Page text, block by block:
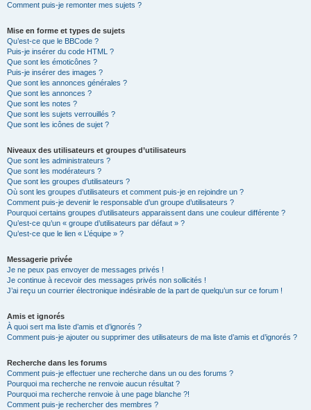
Comment puis-je remonter mes sujets ?
Mise en forme et types de sujets
Qu’est-ce que le BBCode ?
Puis-je insérer du code HTML ?
Que sont les émoticônes ?
Puis-je insérer des images ?
Que sont les annonces générales ?
Que sont les annonces ?
Que sont les notes ?
Que sont les sujets verrouillés ?
Que sont les icônes de sujet ?
Niveaux des utilisateurs et groupes d’utilisateurs
Que sont les administrateurs ?
Que sont les modérateurs ?
Que sont les groupes d’utilisateurs ?
Où sont les groupes d’utilisateurs et comment puis-je en rejoindre un ?
Comment puis-je devenir le responsable d’un groupe d’utilisateurs ?
Pourquoi certains groupes d’utilisateurs apparaissent dans une couleur différente ?
Qu’est-ce qu’un « groupe d’utilisateurs par défaut » ?
Qu’est-ce que le lien « L’équipe » ?
Messagerie privée
Je ne peux pas envoyer de messages privés !
Je continue à recevoir des messages privés non sollicités !
J’ai reçu un courrier électronique indésirable de la part de quelqu’un sur ce forum !
Amis et ignorés
À quoi sert ma liste d’amis et d’ignorés ?
Comment puis-je ajouter ou supprimer des utilisateurs de ma liste d’amis et d’ignorés ?
Recherche dans les forums
Comment puis-je effectuer une recherche dans un ou des forums ?
Pourquoi ma recherche ne renvoie aucun résultat ?
Pourquoi ma recherche renvoie à une page blanche ?!
Comment puis-je rechercher des membres ?